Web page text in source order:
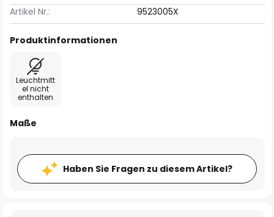
Artikel Nr.:
9523005X
Produktinformationen
Leuchtmitt
el nicht
enthalten
Maße
Haben Sie Fragen zu diesem Artikel?